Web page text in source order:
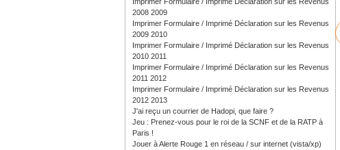
2008 2009
Imprimer Formulaire / Imprimé Déclaration sur les Revenus
2009 2010
Imprimer Formulaire / Imprimé Déclaration sur les Revenus
2010 2011
Imprimer Formulaire / Imprimé Déclaration sur les Revenus
2011 2012
Imprimer Formulaire / Imprimé Déclaration sur les Revenus
2012 2013
J'ai reçu un courrier de Hadopi, que faire ?
Jeu : Prenez-vous pour le roi de la SCNF et de la RATP à
Paris !
Jouer à Alerte Rouge 1 en réseau / sur internet (vista/xp)